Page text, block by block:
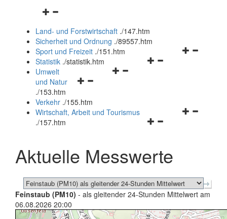
Navigationsmenü
und
schließen
Land- und Forstwirtschaft ./147.htm
Sicherheit und Ordnung ./89557.htm
Navigationsmenü
Sport und Freizeit ./151.htm
Navigationsmenü
Statistik ./statistik.htm
Navigationsmenü
und
schließen
Umwelt
und Natur
./153.htm
Verkehr ./155.htm
Navigationsmenü
schließen
Wirtschaft, Arbeit und Tourismus
./157.htm
Aktuelle Messwerte
Feinstaub (PM10) - als gleitender 24-Stunden Mittelwert am
06.08.2026 20:00